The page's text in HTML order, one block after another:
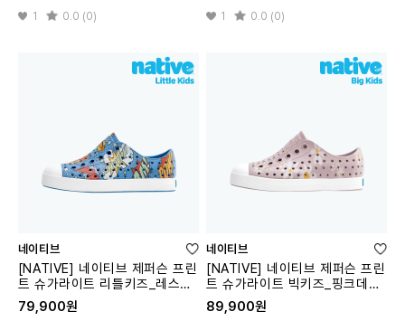
1 0.0 (0) 1 0.0 (0)
네이티브
[NATIVE] 네이티브 제퍼슨 프린
트 슈가라이트 리틀키즈_레스팅
블루
79,900원
네이티브
[NATIVE] 네이티브 제퍼슨 프린
트 슈가라이트 빅키즈_핑크데이
지
89,900원